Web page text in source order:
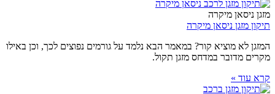
מזגן ניסאן מיקרה
תיקון מזגן ניסאן מיקרה
המזגן לא מוציא קור? במאמר הבא נלמד על גורמים נפוצים לכך, וכן באילו
מקרים מדובר במדחס מזגן תקול.
קרא עוד »